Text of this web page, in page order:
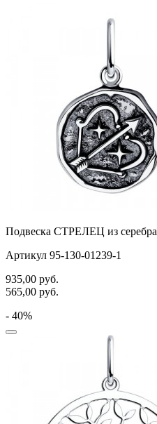
Подвеска СТРЕЛЕЦ из серебра
Артикул 95-130-01239-1
935,00 руб.
565,00 руб.
- 40%